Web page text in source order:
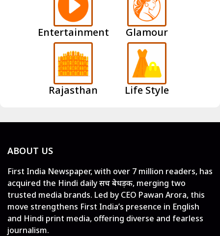
Entertainment Glamour
Rajasthan Life Style
ABOUT US
First India Newspaper, with over 7 million readers, has
acquired the Hindi daily सच बेधड़क, merging two
trusted media brands. Led by CEO Pawan Arora, this
move strengthens First India’s presence in English
and Hindi print media, offering diverse and fearless
journalism.